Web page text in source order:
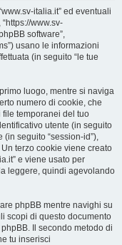
italia.it” ed eventuali
“https://www.sv-
software”,
usano le informazioni
(in seguito “le tue
luogo, mentre si naviga
numero di cookie, che
temporanei del tuo
utente (in seguito
seguito “session-id”),
terzo cookie viene creato
e viene usato per
leggere, quindi agevolando
phpBB mentre navighi su
scopi di questo documento
Il secondo metodo di
tu inserisci